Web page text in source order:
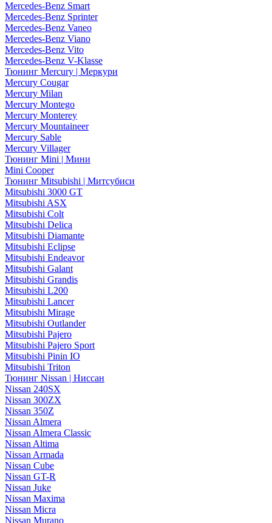
Mercedes-Benz Smart
Mercedes-Benz Sprinter
Mercedes-Benz Vaneo
Mercedes-Benz Viano
Mercedes-Benz Vito
Mercedes-Benz V-Klasse
Тюнинг Mercury | Меркури
Mercury Cougar
Mercury Milan
Mercury Montego
Mercury Monterey
Mercury Mountaineer
Mercury Sable
Mercury Villager
Тюнинг Mini | Мини
Mini Cooper
Тюнинг Mitsubishi | Митсубиси
Mitsubishi 3000 GT
Mitsubishi ASX
Mitsubishi Colt
Mitsubishi Delica
Mitsubishi Diamante
Mitsubishi Eclipse
Mitsubishi Endeavor
Mitsubishi Galant
Mitsubishi Grandis
Mitsubishi L200
Mitsubishi Lancer
Mitsubishi Mirage
Mitsubishi Outlander
Mitsubishi Pajero
Mitsubishi Pajero Sport
Mitsubishi Pinin IO
Mitsubishi Triton
Тюнинг Nissan | Ниссан
Nissan 240SX
Nissan 300ZX
Nissan 350Z
Nissan Almera
Nissan Almera Classic
Nissan Altima
Nissan Armada
Nissan Cube
Nissan GT-R
Nissan Juke
Nissan Maxima
Nissan Micra
Nissan Murano